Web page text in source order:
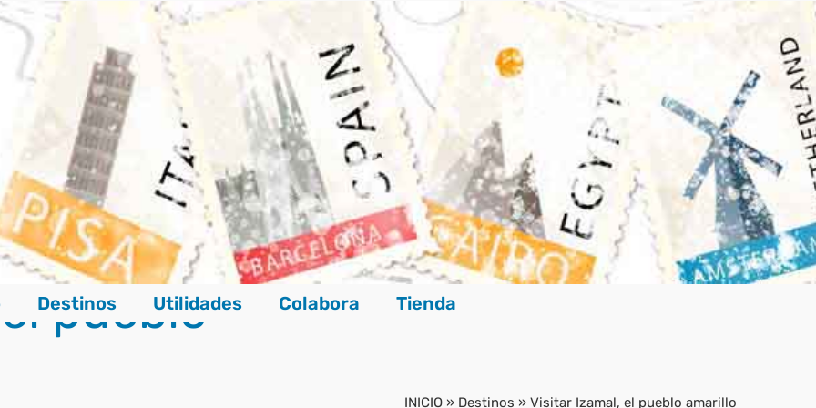
Destinos Utilidades Colabora Tienda
pueblo
INICIO » Destinos » Visitar Izamal, el pueblo amarillo